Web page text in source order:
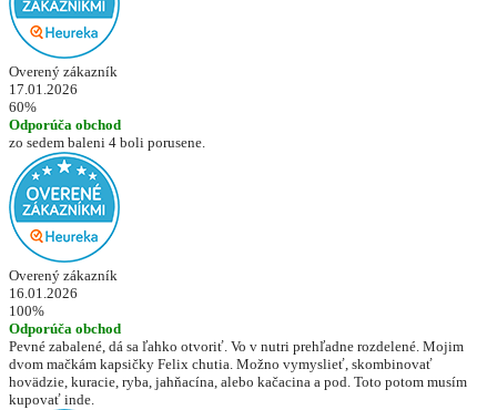
Overený zákazník
17.01.2026
60%
Odporúča obchod
zo sedem baleni 4 boli porusene.
Overený zákazník
16.01.2026
100%
Odporúča obchod
Pevné zabalené, dá sa ľahko otvoriť. Vo v nutri prehľadne rozdelené. Mojim
dvom mačkám kapsičky Felix chutia. Možno vymyslieť, skombinovať
hovädzie, kuracie, ryba, jahňacína, alebo kačacina a pod. Toto potom musím
kupovať inde.